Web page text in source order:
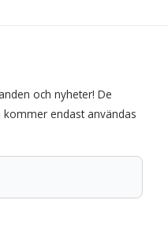
och nyheter! De
endast användas